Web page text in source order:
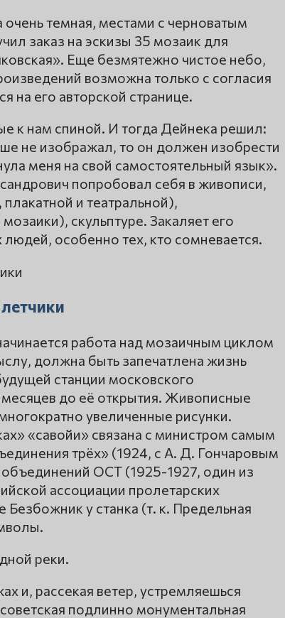
темная, местами с черноватым
заказ на эскизы 35 мозаик для
Еще безмятежно чистое небо,
возможна только с согласия
на его авторской странице.
к нам спиной. И тогда Дейнека решил:
не изображал, то он должен изобрести
меня на свой самостоятельный язык».
попробовал себя в живописи,
и театральной),
скульптуре. Закаляет его
особенно тех, кто сомневается.
работа над мозаичным циклом
должна быть запечатлена жизнь
станции московского
до её открытия. Живописные
увеличенные рисунки.
«савойи» связана с министром самым
трёх» (1924, с А. Д. Гончаровым
ОСТ (1925-1927, один из
ассоциации пролетарских
у станка (т. к. Предельная
реки.
и, рассекая ветер, устремляешься
подлинно монументальная